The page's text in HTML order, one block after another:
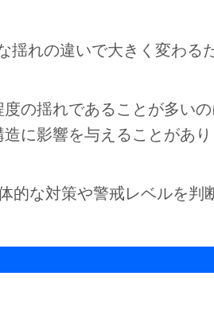
揺れの違いで大きく変わる
の揺れであることが多い
に影響を与えることがあ
的な対策や警戒レベルを判